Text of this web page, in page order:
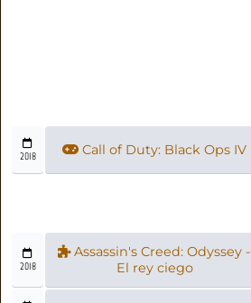
2018 Call of Duty: Black Ops IV
2018
Assassin's Creed: Odyssey -
El rey ciego